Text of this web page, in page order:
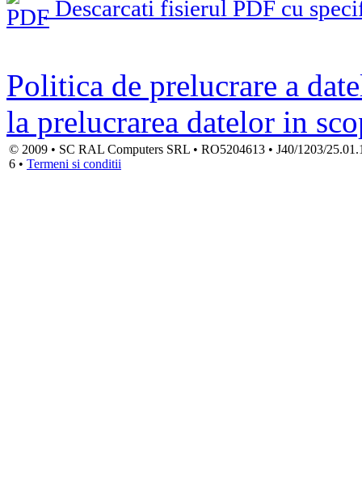
Descarcati fisierul PDF cu
Politica de prelucrare a
la prelucrarea datelor in
© 2009 • SC RAL Computers SRL • RO5204613 • J40/1203/
6 • Termeni si conditii